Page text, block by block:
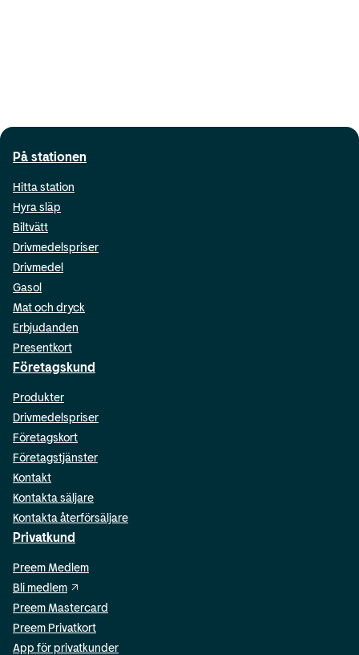
På stationen
Hitta station
Hyra släp
Biltvätt
Drivmedelspriser
Drivmedel
Gasol
Mat och dryck
Erbjudanden
Presentkort
Företagskund
Produkter
Drivmedelspriser
Företagskort
Företagstjänster
Kontakt
Kontakta säljare
Kontakta återförsäljare
Privatkund
Preem Medlem
Bli medlem
Preem Mastercard
Preem Privatkort
App för privatkunder